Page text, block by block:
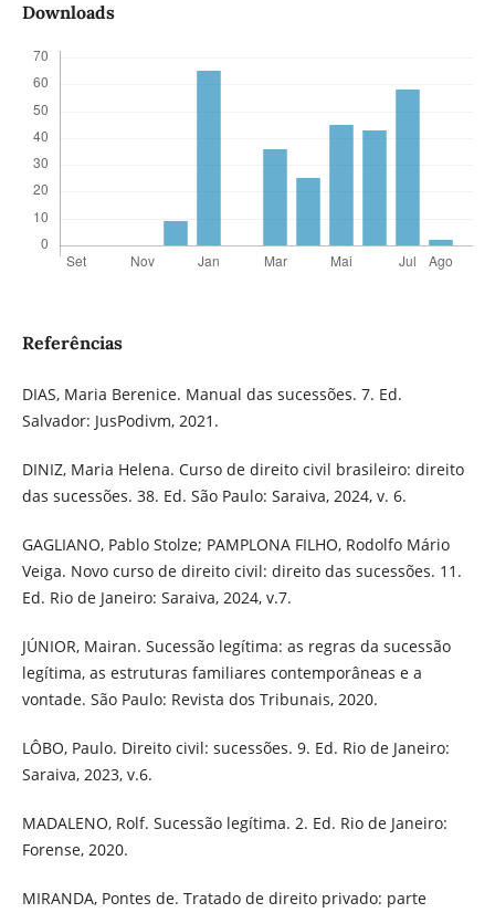
Downloads
Referências
DIAS, Maria Berenice. Manual das sucessões. 7. Ed.
Salvador: JusPodivm, 2021.
DINIZ, Maria Helena. Curso de direito civil brasileiro: direito
das sucessões. 38. Ed. São Paulo: Saraiva, 2024, v. 6.
GAGLIANO, Pablo Stolze; PAMPLONA FILHO, Rodolfo Mário
Veiga. Novo curso de direito civil: direito das sucessões. 11.
Ed. Rio de Janeiro: Saraiva, 2024, v.7.
JÚNIOR, Mairan. Sucessão legítima: as regras da sucessão
legítima, as estruturas familiares contemporâneas e a
vontade. São Paulo: Revista dos Tribunais, 2020.
LÔBO, Paulo. Direito civil: sucessões. 9. Ed. Rio de Janeiro:
Saraiva, 2023, v.6.
MADALENO, Rolf. Sucessão legítima. 2. Ed. Rio de Janeiro:
Forense, 2020.
MIRANDA, Pontes de. Tratado de direito privado: parte